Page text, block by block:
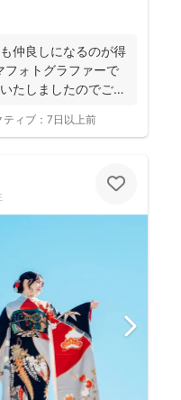
仲良しになるのが得
フォトグラファーで
たしましたのでご案
ィブ： 7日以上前